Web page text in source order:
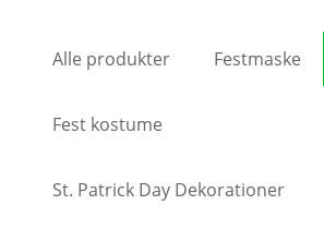
Alle produkter Festmaske
Fest kostume
St. Patrick Day Dekorationer